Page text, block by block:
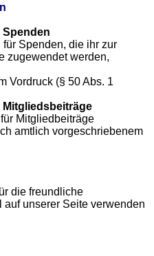
Spenden
Spenden, die ihr zur
zugewendet werden,
Vordruck (§ 50 Abs. 1
Mitgliedsbeiträge
Mitgliedbeiträge
amtlich vorgeschriebenem
die freundliche
unserer Seite verwenden